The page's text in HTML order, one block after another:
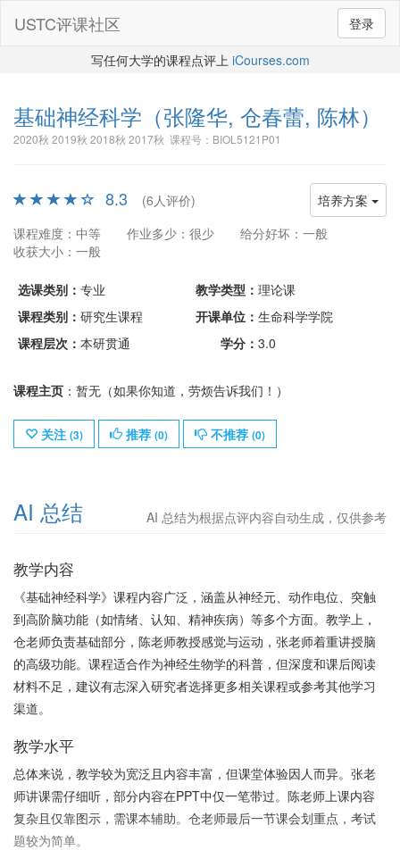
登录
USTC评课社区
写任何大学的课程点评上 iCourses.com
基础神经科学 （张隆华, 仓春蕾, 陈林）
2020秋 2019秋 2018秋 2017秋 课程号：BIOL5121P01
培养方案
8.3
(6人评价)
课程难度：中等
作业多少：很少
给分好坏：一般
收获大小：一般
选课类别： 专业 教学类型： 理论课
课程类别： 研究生课程 开课单位： 生命科学学院
课程层次： 本研贯通 学分： 3.0
课程主页 ：暂无（如果你知道，劳烦告诉我们！）
关注 (3) 推荐 (0) 不推荐 (0)
AI 总结 AI 总结为根据点评内容自动生成，仅供参考
教学内容
《基础神经科学》课程内容广泛，涵盖从神经元、动作电位、突触
到高阶脑功能（如情绪、认知、精神疾病）等多个方面。教学上，
仓老师负责基础部分，陈老师教授感觉与运动，张老师着重讲授脑
的高级功能。课程适合作为神经生物学的科普，但深度和课后阅读
材料不足，建议有志深入研究者选择更多相关课程或参考其他学习
渠道。
教学水平
总体来说，教学较为宽泛且内容丰富，但课堂体验因人而异。张老
师讲课需仔细听，部分内容在PPT中仅一笔带过。陈老师上课内容
复杂且仅靠图示，需课本辅助。仓老师最后一节课会划重点，考试
题较为简单。